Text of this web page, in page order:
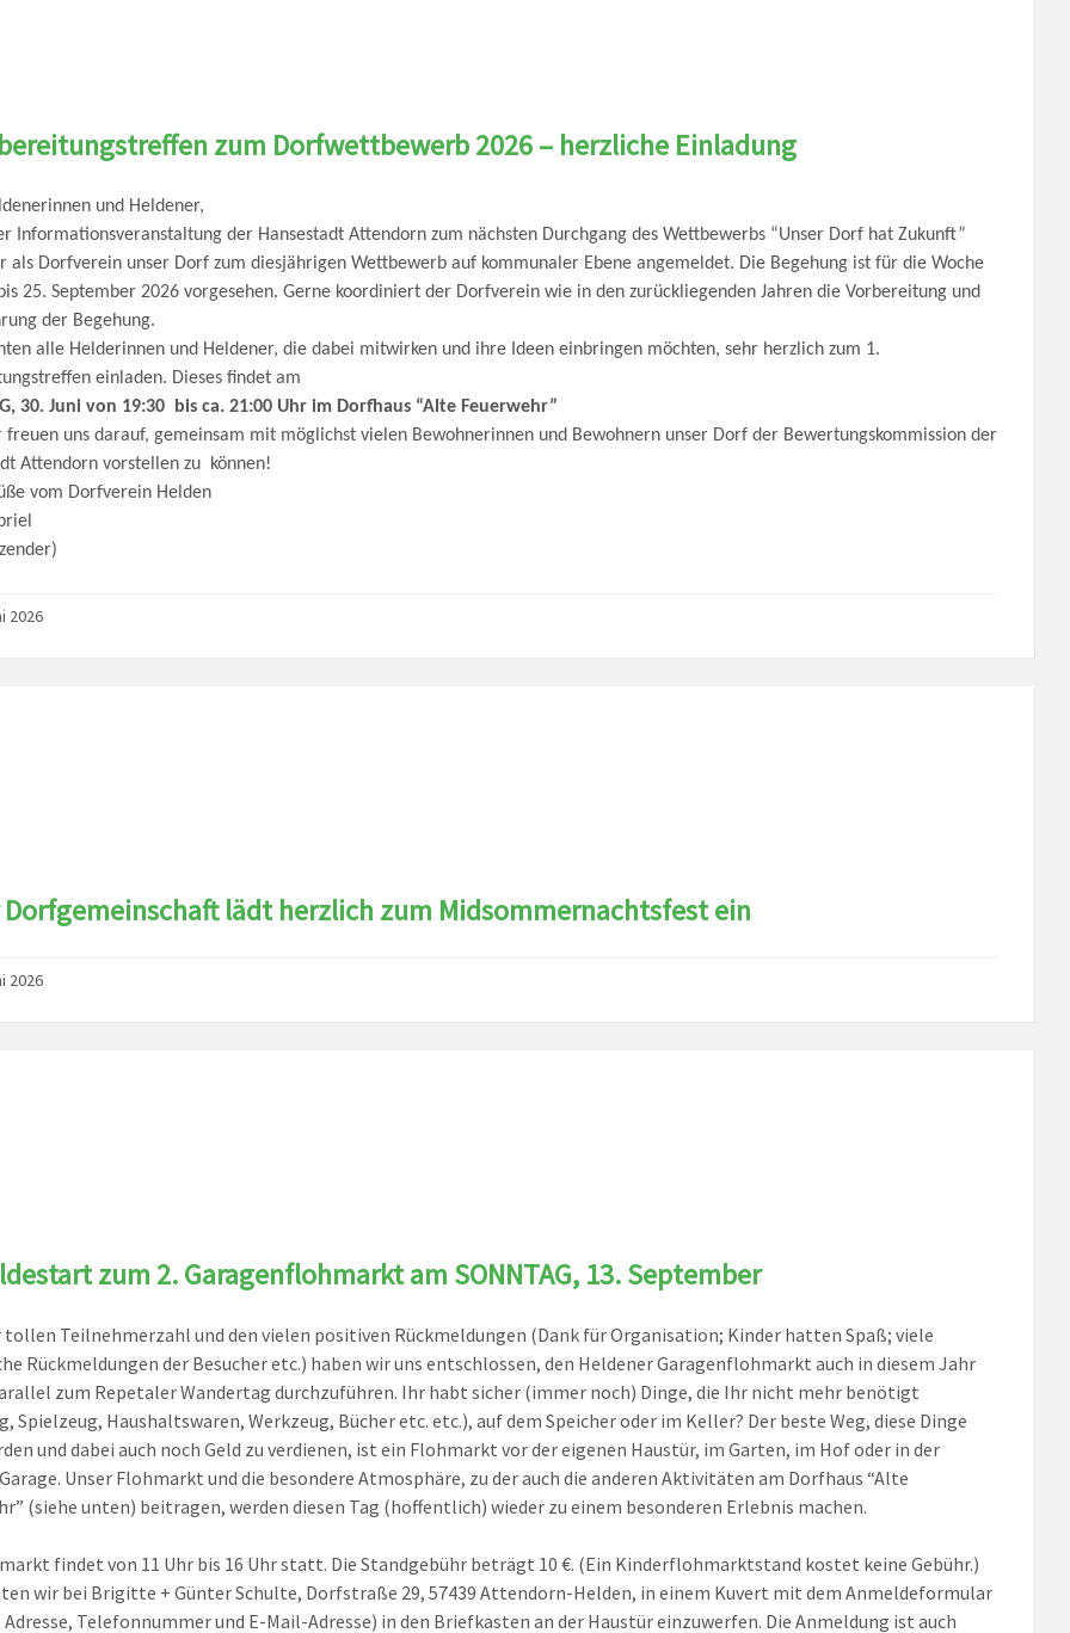
zum Dorfwettbewerb 2026 – herzliche Einladung
und Heldener,
Informationsveranstaltung der Hansestadt Attendorn zum nächsten Durchgang des Wettbewerbs “Unser Dorf hat Zukunft”
als Dorfverein unser Dorf zum diesjährigen Wettbewerb auf kommunaler Ebene angemeldet. Die Begehung ist für die Woche
25. September 2026 vorgesehen. Gerne koordiniert der Dorfverein wie in den zurückliegenden Jahren die Vorbereitung und
der Begehung.
alle Helderinnen und Heldener, die dabei mitwirken und ihre Ideen einbringen möchten, sehr herzlich zum 1.
einladen. Dieses findet am
30. Juni von 19:30 bis ca. 21:00 Uhr im Dorfhaus “Alte Feuerwehr”
freuen uns darauf, gemeinsam mit möglichst vielen Bewohnerinnen und Bewohnern unser Dorf der Bewertungskommission der
Attendorn vorstellen zu können!
vom Dorfverein Helden
2026
Dorfgemeinschaft lädt herzlich zum Midsommernachtsfest ein
2026
zum 2. Garagenflohmarkt am SONNTAG, 13. September
tollen Teilnehmerzahl und den vielen positiven Rückmeldungen (Dank für Organisation; Kinder hatten Spaß; viele
Rückmeldungen der Besucher etc.) haben wir uns entschlossen, den Heldener Garagenflohmarkt auch in diesem Jahr
zum Repetaler Wandertag durchzuführen. Ihr habt sicher (immer noch) Dinge, die Ihr nicht mehr benötigt
Spielzeug, Haushaltswaren, Werkzeug, Bücher etc. etc.), auf dem Speicher oder im Keller? Der beste Weg, diese Dinge
und dabei auch noch Geld zu verdienen, ist ein Flohmarkt vor der eigenen Haustür, im Garten, im Hof oder in der
Unser Flohmarkt und die besondere Atmosphäre, zu der auch die anderen Aktivitäten am Dorfhaus “Alte
(siehe unten) beitragen, werden diesen Tag (hoffentlich) wieder zu einem besonderen Erlebnis machen.
findet von 11 Uhr bis 16 Uhr statt. Die Standgebühr beträgt 10 €. (Ein Kinderflohmarktstand kostet keine Gebühr.)
wir bei Brigitte + Günter Schulte, Dorfstraße 29, 57439 Attendorn-Helden, in einem Kuvert mit dem Anmeldeformular
Telefonnummer und E-Mail-Adresse) in den Briefkasten an der Haustür einzuwerfen. Die Anmeldung ist auch